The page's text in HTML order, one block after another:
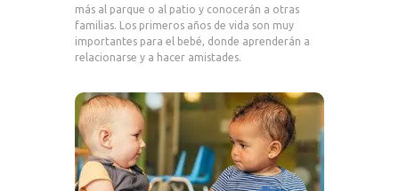
más al parque o al patio y conocerán a otras
familias. Los primeros años de vida son muy
importantes para el bebé, donde aprenderán a
relacionarse y a hacer amistades.